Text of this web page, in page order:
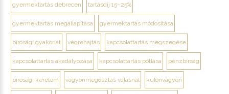
gyermektartás debrecen tartásdíj 15–25%
gyermektartás megállapítása gyermektartás módosítása
bírósági gyakorlat végrehajtás kapcsolattartás megszegése
kapcsolattartás akadályozása kapcsolattartás pótlása pénzbírság
bírósági kérelem vagyonmegosztás válásnál különvagyon